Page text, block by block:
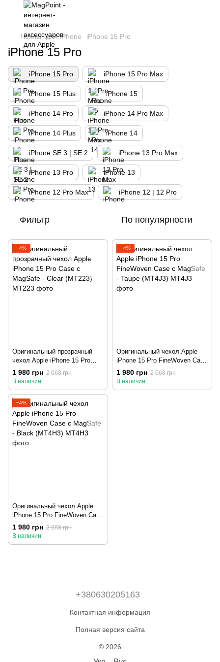
Чехлы для iPhone iPhone 15 Pro
iPhone 15 Pro
iPhone 15 Pro iPhone 15 Pro Max
iPhone 15 Plus iPhone 15
iPhone 14 Pro iPhone 14 Pro Max
iPhone 14 Plus iPhone 14
iPhone SE 3 | SE 2 iPhone 13 Pro Max
iPhone 13 Pro iPhone 13
iPhone 12 Pro Max iPhone 12 | 12 Pro
Фильтр По популярности
−4%
Оригинальный прозрачный
чехол Apple iPhone 15 Pro
Case с MagSafe - Clear
(MT223)
1 980 грн 2 068 грн
В наличии
−4%
Оригинальный чехол Apple
iPhone 15 Pro FineWoven Case
с MagSafe - Taupe (MT4J3)
1 980 грн 2 068 грн
В наличии
−4%
Оригинальный чехол Apple
iPhone 15 Pro FineWoven Case
с MagSafe - Black (MT4H3)
1 980 грн 2 068 грн
В наличии
+380630205163
Контактная информация
Полная версия сайта
© 2026